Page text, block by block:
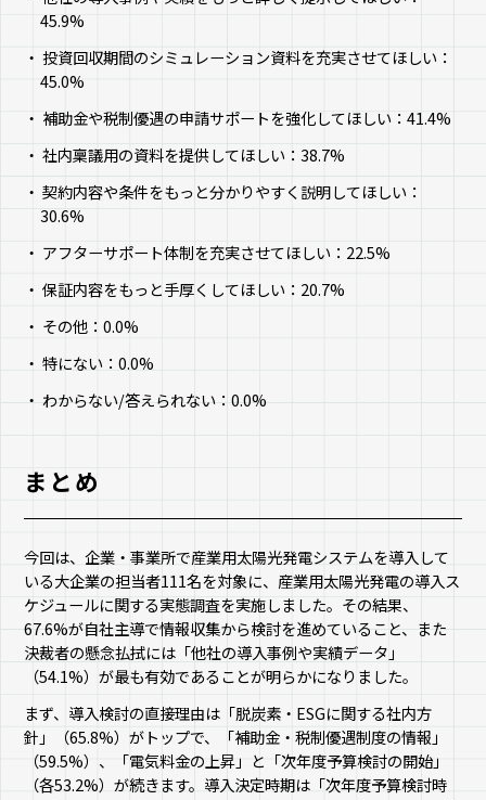
45.9%
投資回収期間のシミュレーション資料を充実させてほしい：
45.0%
補助金や税制優遇の申請サポートを強化してほしい：41.4%
社内稟議用の資料を提供してほしい：38.7%
契約内容や条件をもっと分かりやすく説明してほしい：
30.6%
アフターサポート体制を充実させてほしい：22.5%
保証内容をもっと手厚くしてほしい：20.7%
その他：0.0%
特にない：0.0%
わからない/答えられない：0.0%
まとめ
今回は、企業・事業所で産業用太陽光発電システムを導入して
いる大企業の担当者111名を対象に、産業用太陽光発電の導入ス
ケジュールに関する実態調査を実施しました。その結果、
67.6%が自社主導で情報収集から検討を進めていること、また
決裁者の懸念払拭には「他社の導入事例や実績データ」
（54.1%）が最も有効であることが明らかになりました。
まず、導入検討の直接理由は「脱炭素・ESGに関する社内方
針」（65.8%）がトップで、「補助金・税制優遇制度の情報」
（59.5%）、「電気料金の上昇」と「次年度予算検討の開始」
（各53.2%）が続きます。導入決定時期は「次年度予算検討時